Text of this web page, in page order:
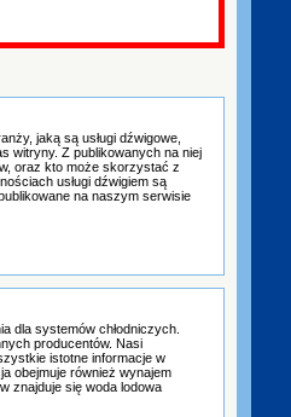
jaką są usługi dźwigowe,
witryny. Z publikowanych na niej
oraz kto może skorzystać z
usługi dźwigiem są
na naszym serwisie
dla systemów chłodniczych.
producentów. Nasi
istotne informacje w
obejmuje również wynajem
znajduje się woda lodowa